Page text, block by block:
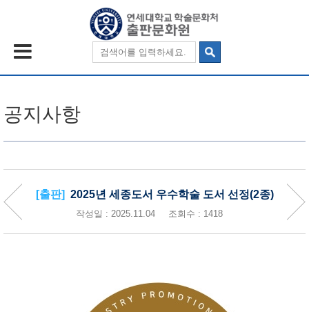
공지사항
[출판] 2025년 세종도서 우수학술 도서 선정(2종)
작성일 : 2025.11.04 조회수 : 1418